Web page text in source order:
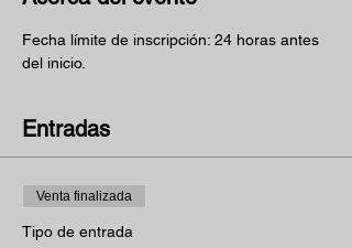
Fecha límite de inscripción: 24 horas antes
del inicio.
Entradas
Venta finalizada
Tipo de entrada